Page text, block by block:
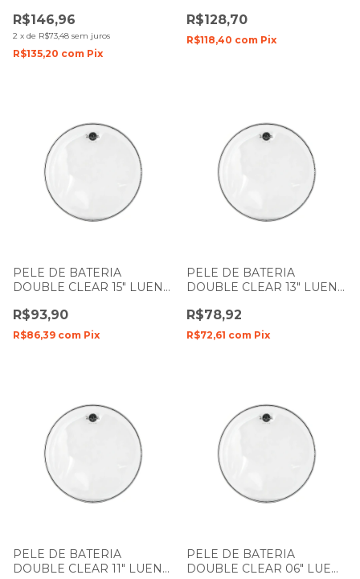
DUPLO
R$146,96
2 x de R$73,48 sem juros
R$135,20 com Pix
DUPLO
R$128,70
R$118,40 com Pix
PELE DE BATERIA
DOUBLE CLEAR 15" LUEN
DUPLO
R$93,90
R$86,39 com Pix
PELE DE BATERIA
DOUBLE CLEAR 13" LUEN
DUPLO
R$78,92
R$72,61 com Pix
PELE DE BATERIA
DOUBLE CLEAR 11" LUEN
PELE DE BATERIA
DOUBLE CLEAR 06" LUEN